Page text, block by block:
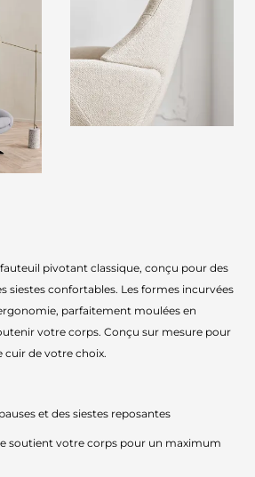
pivotant classique, conçu pour des
siestes confortables. Les formes incurvées
parfaitement moulées en
votre corps. Conçu sur mesure pour
cuir de votre choix.
et des siestes reposantes
soutient votre corps pour un maximum